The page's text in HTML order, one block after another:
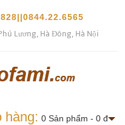
Lương, Hà Đông, Hà Nội
hàng: 0 Sản phẩm - 0 đ